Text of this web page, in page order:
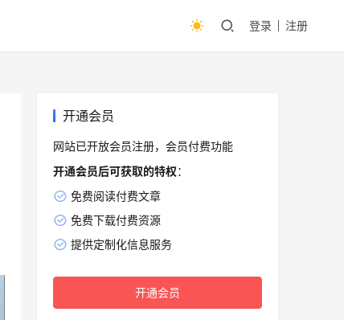
登录 注册
开通会员
网站已开放会员注册，会员付费功能
开通会员后可获取的特权：
免费阅读付费文章
免费下载付费资源
提供定制化信息服务
开通会员